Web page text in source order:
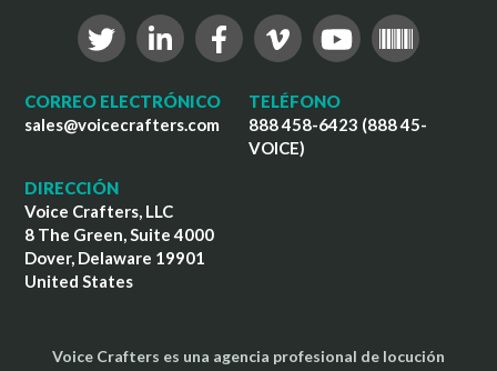
CORREO ELECTRÓNICO
sales@voicecrafters.com
TELÉFONO
888 458-6423 (888 45-
VOICE)
DIRECCIÓN
Voice Crafters, LLC
8 The Green, Suite 4000
Dover, Delaware 19901
United States
Voice Crafters es una agencia profesional de locución